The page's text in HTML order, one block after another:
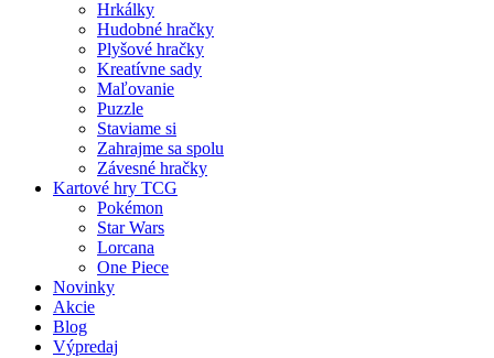
Hrkálky
Hudobné hračky
Plyšové hračky
Kreatívne sady
Maľovanie
Puzzle
Staviame si
Zahrajme sa spolu
Závesné hračky
Kartové hry TCG
Pokémon
Star Wars
Lorcana
One Piece
Novinky
Akcie
Blog
Výpredaj